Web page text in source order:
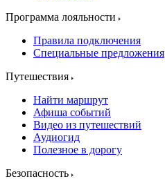
Программа лояльности
Правила подключения
Специальные предложения
Путешествия
Найти маршрут
Афиша событий
Видео из путешествий
Аудиогид
Полезное в дорогу
Безопасность